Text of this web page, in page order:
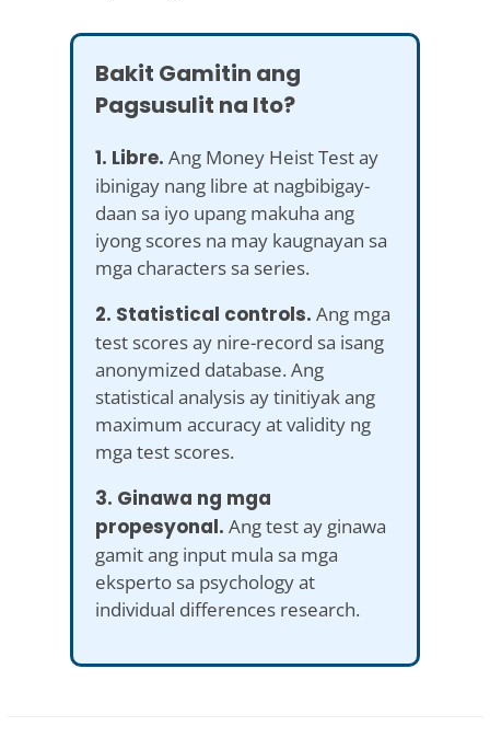
Bakit Gamitin ang
Pagsusulit na Ito?
1. Libre. Ang Money Heist Test ay
ibinigay nang libre at nagbibigay-
daan sa iyo upang makuha ang
iyong scores na may kaugnayan sa
mga characters sa series.
2. Statistical controls. Ang mga
test scores ay nire-record sa isang
anonymized database. Ang
statistical analysis ay tinitiyak ang
maximum accuracy at validity ng
mga test scores.
3. Ginawa ng mga
propesyonal. Ang test ay ginawa
gamit ang input mula sa mga
eksperto sa psychology at
individual differences research.